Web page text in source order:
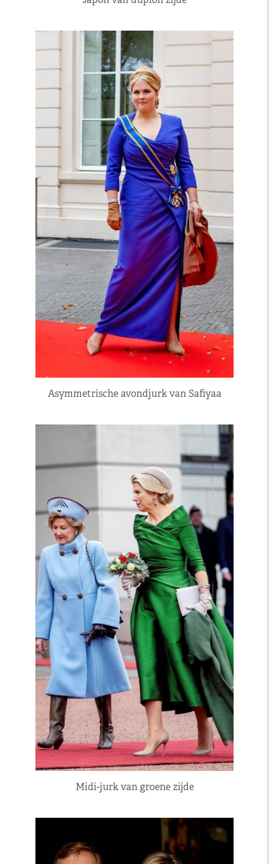
Asymmetrische avondjurk van Safiyaa
Midi-jurk van groene zijde